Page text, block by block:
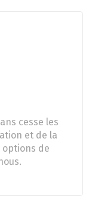
cesse les
et de la
de